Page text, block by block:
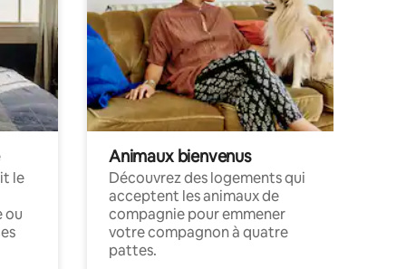
le
ou
Animaux bienvenus
Découvrez des logements qui
acceptent les animaux de
compagnie pour emmener
votre compagnon à quatre
pattes.